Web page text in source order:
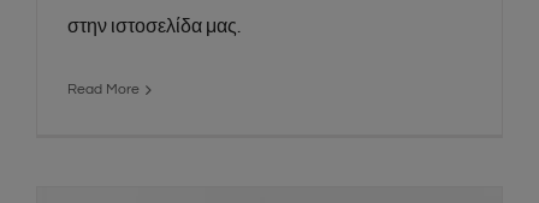
στην ιστοσελίδα μας.
Read More